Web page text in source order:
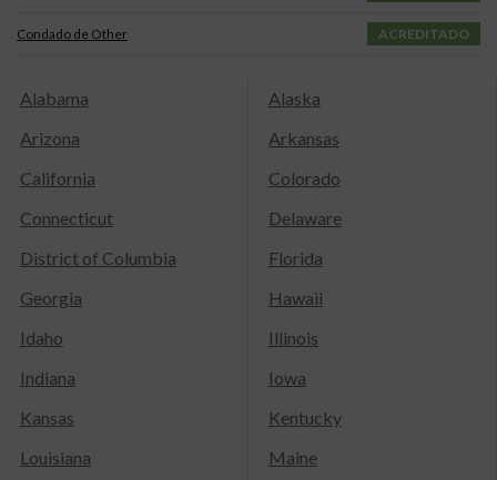
Condado de Other ACREDITADO
Alabama
Alaska
Arizona
Arkansas
California
Colorado
Connecticut
Delaware
District of Columbia
Florida
Georgia
Hawaii
Idaho
Illinois
Indiana
Iowa
Kansas
Kentucky
Louisiana
Maine